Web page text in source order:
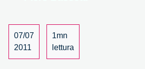
07/07
2011
1mn
lettura